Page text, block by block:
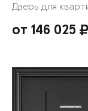
Дверь для
от 146 025